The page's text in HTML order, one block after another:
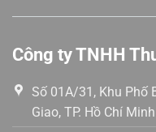
Công ty TNHH
Số 01A/31, Khu Phố
Giao, TP. Hồ Chí Minh